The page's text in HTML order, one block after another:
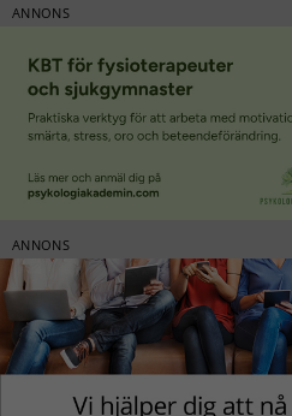
ANNONS
ANNONS